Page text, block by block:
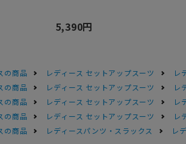
5,390円
の商品 レディース セットアップスーツ
レ
の商品 レディース セットアップスーツ
レ
の商品 レディース セットアップスーツ
レ
の商品 レディース セットアップスーツ
レ
の商品 レディースパンツ・スラックス レ